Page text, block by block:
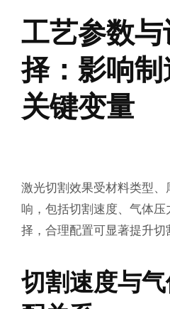
工艺参数
择：影响
关键变量
激光切割效果受材料类型
响，包括切割速度、气体
择，合理配置可显著提升切
切割速度与